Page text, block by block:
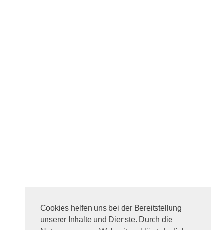
Cookies helfen uns bei der Bereitstellung
unserer Inhalte und Dienste. Durch die